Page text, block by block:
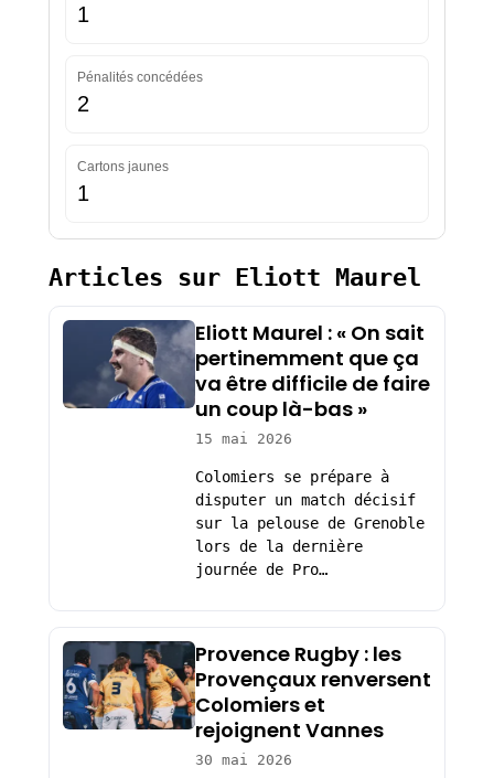
1
Pénalités concédées
2
Cartons jaunes
1
Articles sur Eliott Maurel
Eliott Maurel : « On sait
pertinemment que ça
va être difficile de faire
un coup là-bas »
15 mai 2026
Colomiers se prépare à
disputer un match décisif
sur la pelouse de Grenoble
lors de la dernière
journée de Pro…
Provence Rugby : les
Provençaux renversent
Colomiers et
rejoignent Vannes
30 mai 2026